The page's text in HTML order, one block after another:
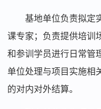
基地单位负责拟定
课专家；负责提供培训
和参训学员进行日常管
单位处理与项目实施相
的对内对外结算。